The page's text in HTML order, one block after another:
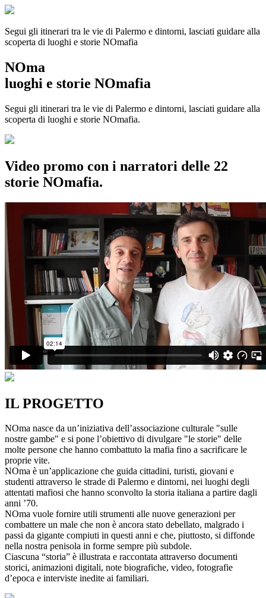
Segui gli itinerari tra le vie di Palermo e dintorni, lasciati guidare alla
scoperta di luoghi e storie NOmafia
NOma
luoghi e storie NOmafia
Segui gli itinerari tra le vie di Palermo e dintorni, lasciati guidare alla
scoperta di luoghi e storie NOmafia.
Video promo con i narratori delle 22
storie NOmafia.
IL PROGETTO
NOma nasce da un’iniziativa dell’associazione culturale "sulle
nostre gambe" e si pone l’obiettivo di divulgare "le storie" delle
molte persone che hanno combattuto la mafia fino a sacrificare le
proprie vite.
NOma è un’applicazione che guida cittadini, turisti, giovani e
studenti attraverso le strade di Palermo e dintorni, nei luoghi degli
attentati mafiosi che hanno sconvolto la storia italiana a partire dagli
anni ’70.
NOma vuole fornire utili strumenti alle nuove generazioni per
combattere un male che non è ancora stato debellato, malgrado i
passi da gigante compiuti in questi anni e che, piuttosto, si diffonde
nella nostra penisola in forme sempre più subdole.
Ciascuna “storia” è illustrata e raccontata attraverso documenti
storici, animazioni digitali, note biografiche, video, fotografie
d’epoca e interviste inedite ai familiari.